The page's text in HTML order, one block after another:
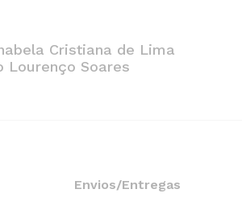
Cristiana de Lima
Lourenço Soares
Envios/Entregas